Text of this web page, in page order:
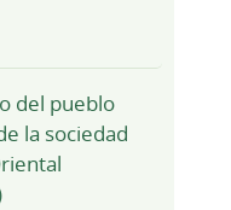
del pueblo
la sociedad